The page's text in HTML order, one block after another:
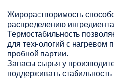
Жирорастворимость
распределению
Термостабильность
для технологий с нагревом
пробной партии.
Запасы сырья у
поддерживать стабильность